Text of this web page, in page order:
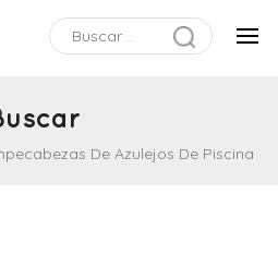
De Azulejos De Piscina